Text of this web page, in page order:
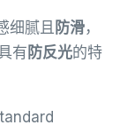
细腻且 防滑，
有 防反光的特